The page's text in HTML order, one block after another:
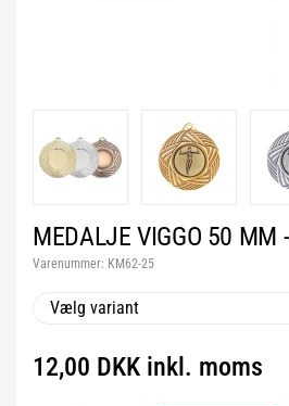
MEDALJE VIGGO 50
Varenummer: KM62-25
Vælg variant
12,00 DKK inkl. moms